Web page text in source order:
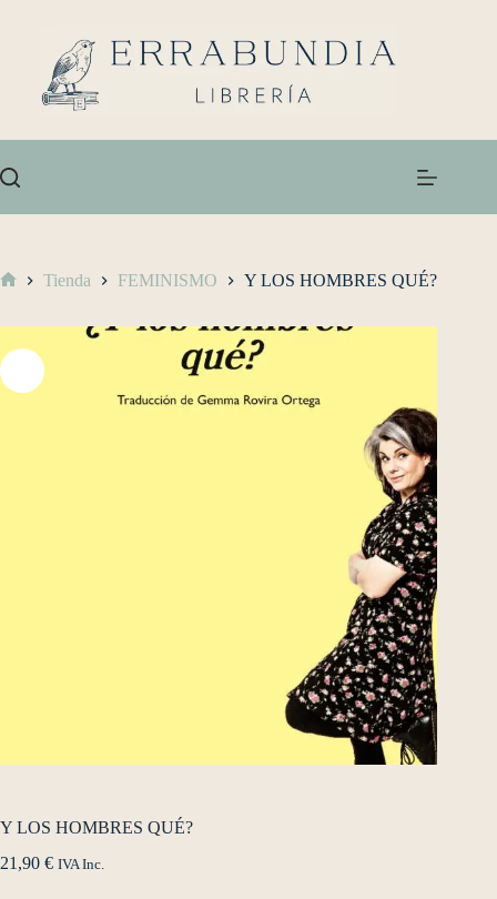
Tienda FEMINISMO Y LOS HOMBRES QUÉ?
Y LOS HOMBRES QUÉ?
21,90 € IVA Inc.